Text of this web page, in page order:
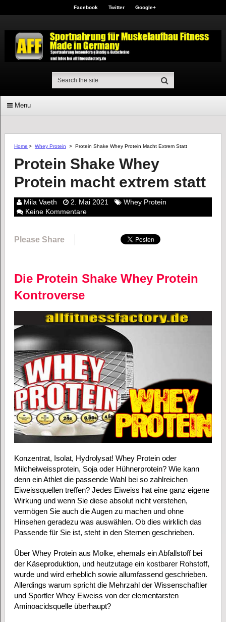
Facebook Twitter Google+
Menu
Home > Whey Protein > Protein Shake Whey Protein Macht Extrem Statt
Protein Shake Whey
Protein macht extrem statt
Mila Vaeth 2. Mai 2021
Whey Protein
Keine Kommentare
Please Share
Die Protein Shake Whey Protein
Kontroverse
Konzentrat, Isolat, Hydrolysat! Whey Protein oder
Milcheiweissprotein, Soja oder Hühnerprotein? Wie kann
denn ein Athlet die passende Wahl bei so zahlreichen
Eiweissquellen treffen? Jedes Eiweiss hat eine ganz eigene
Wirkung und wenn Sie diese absolut nicht verstehen,
vermögen Sie auch die Augen zu machen und ohne
Hinsehen geradezu was auswählen. Ob dies wirklich das
Passende für Sie ist, steht in den Sternen geschrieben.
Über Whey Protein aus Molke, ehemals ein Abfallstoff bei
der Käseproduktion, und heutzutage ein kostbarer Rohstoff,
wurde und wird erheblich sowie allumfassend geschrieben.
Allerdings warum spricht die Mehrzahl der Wissenschaftler
und Sportler Whey Eiweiss von der elementarsten
Aminoacidsquelle überhaupt?